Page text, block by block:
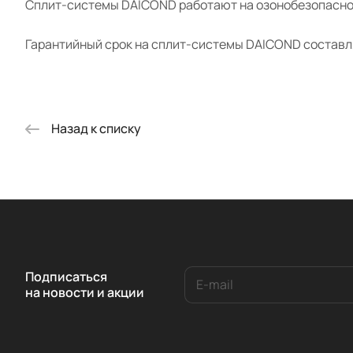
Сплит-системы DAICOND работают на
Гарантийный срок на сплит-системы DAICOND
Назад к списку
Подписаться
на новости и акции